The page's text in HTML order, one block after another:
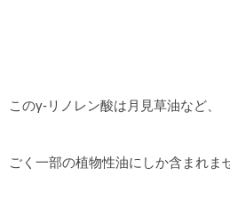
このγ-リノレン酸は月見草油など、
ごく一部の植物性油にしか含まれま